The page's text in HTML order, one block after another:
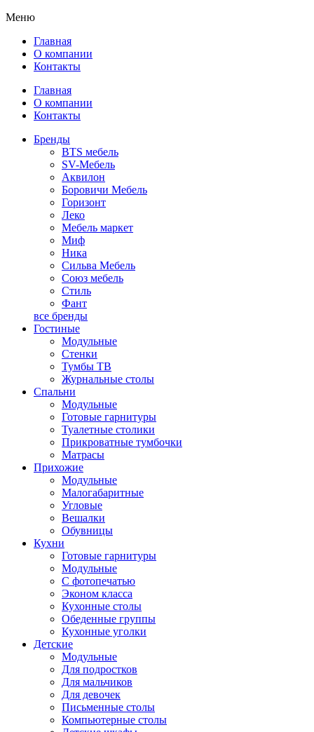
Меню
Главная
О компании
Контакты
Главная
О компании
Контакты
Бренды
BTS мебель
SV-Мебель
Аквилон
Боровичи Мебель
Горизонт
Леко
Мебель маркет
Миф
Ника
Сильва Мебель
Союз мебель
Стиль
Фант
все бренды
Гостиные
Модульные
Стенки
Тумбы ТВ
Журнальные столы
Спальни
Модульные
Готовые гарнитуры
Туалетные столики
Прикроватные тумбочки
Матрасы
Прихожие
Модульные
Малогабаритные
Угловые
Вешалки
Обувницы
Кухни
Готовые гарнитуры
Модульные
С фотопечатью
Эконом класса
Кухонные столы
Обеденные группы
Кухонные уголки
Детские
Модульные
Для подростков
Для мальчиков
Для девочек
Письменные столы
Компьютерные столы